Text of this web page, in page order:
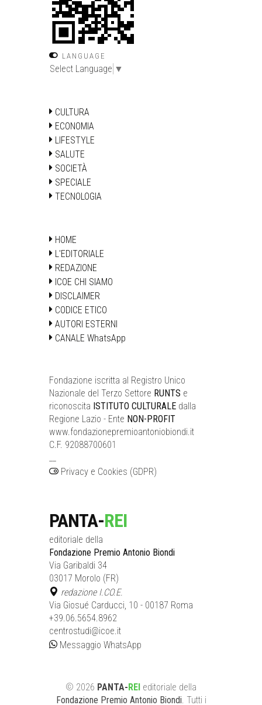
LANGUAGE
Select Language ▼
CULTURA
ECONOMIA
LIFESTYLE
SALUTE
SOCIETÀ
SPECIALE
TECNOLOGIA
HOME
L'EDITORIALE
REDAZIONE
ICOE CHI SIAMO
DISCLAIMER
CODICE ETICO
AUTORI ESTERNI
CANALE WhatsApp
Fondazione iscritta al Registro Unico
Nazionale del Terzo Settore RUNTS e
riconoscita ISTITUTO CULTURALE dalla
Regione Lazio - Ente NON-PROFIT
www.fondazionepremioantoniobiondi.it
C.F. 92088700601
Privacy e Cookies (GDPR)
PANTA-REI
editoriale della
Fondazione Premio Antonio Biondi
Via Garibaldi 34
03017 Morolo (FR)
redazione I.CO.E.
Via Giosué Carducci, 10 - 00187 Roma
+39.06.5654.8962
centrostudi@icoe.it
Messaggio WhatsApp
© 2026 PANTA-REI editoriale della
Fondazione Premio Antonio Biondi . Tutti i